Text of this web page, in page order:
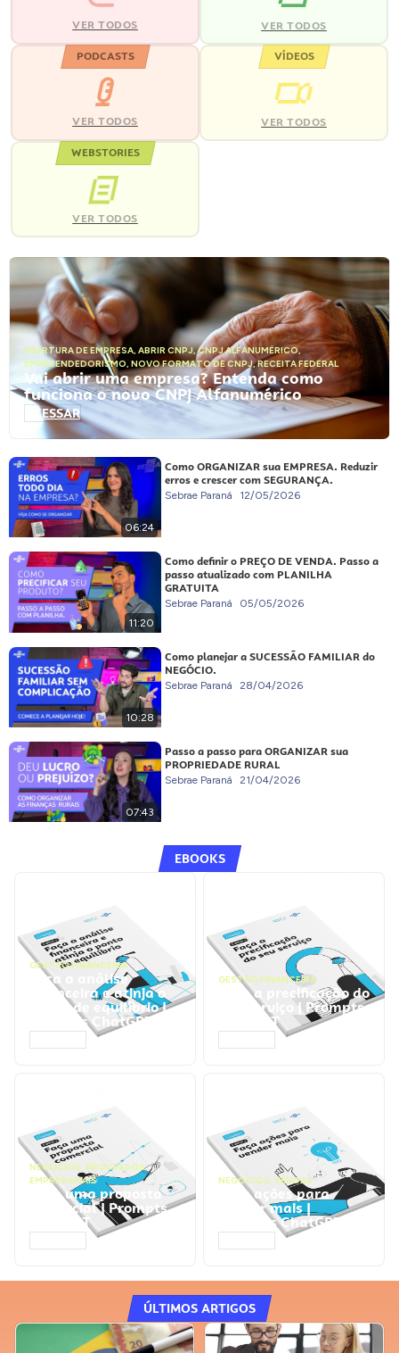
VER TODOS VER TODOS
PODCASTS
VER TODOS
VÍDEOS
VER TODOS
WEBSTORIES
VER TODOS
ABERTURA DE EMPRESA, ABRIR CNPJ,CNPJ ALFANUMÉRICO,
EMPREENDEDORISMO, NOVO FORMATO DE CNPJ,RECEITA FEDERAL
Vai abrir uma empresa? Entenda como
funciona o novo CNPJ Alfanumérico
ACESSAR
06:24
Como ORGANIZAR sua EMPRESA. Reduzir
erros e crescer com SEGURANÇA.
Sebrae Paraná 12/05/2026
11:20
Como definir o PREÇO DE VENDA. Passo a
passo atualizado com PLANILHA
GRATUITA
Sebrae Paraná 05/05/2026
10:28
Como planejar a SUCESSÃO FAMILIAR do
NEGÓCIO.
Sebrae Paraná 28/04/2026
07:43
Passo a passo para ORGANIZAR sua
PROPRIEDADE RURAL
Sebrae Paraná 21/04/2026
EBOOKS
GESTÃO FINANCEIRA
Faça a análise
financeira e atinja o
ponto de equilíbrio |
Prompts ChatGPT
GESTÃO FINANCEIRA
Faça a precificação do
seu serviço | Prompts
ChatGPT
NEGÓCIOS, PROCESSOS
EMPRESARIAIS
Faça uma proposta
comercial | Prompts
ChatGPT
NEGÓCIOS, VENDAS
Faça ações para
vender mais |
Prompts ChatGPT
ÚLTIMOS ARTIGOS